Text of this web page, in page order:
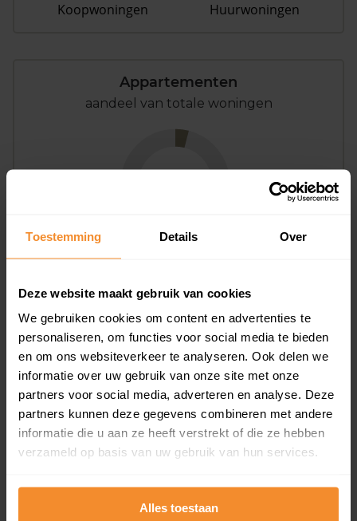
Toestemming Details Over
Deze website maakt gebruik van cookies
We gebruiken cookies om content en advertenties te
personaliseren, om functies voor social media te bieden
en om ons websiteverkeer te analyseren. Ook delen we
informatie over uw gebruik van onze site met onze
partners voor social media, adverteren en analyse. Deze
partners kunnen deze gegevens combineren met andere
informatie die u aan ze heeft verstrekt of die ze hebben
verzameld op basis van uw gebruik van hun services.
Alles toestaan
Koopwoningen
Huurwoningen
Appartementen
aandeel van totale woningen
Bouwjaar
T/m 1945
13%